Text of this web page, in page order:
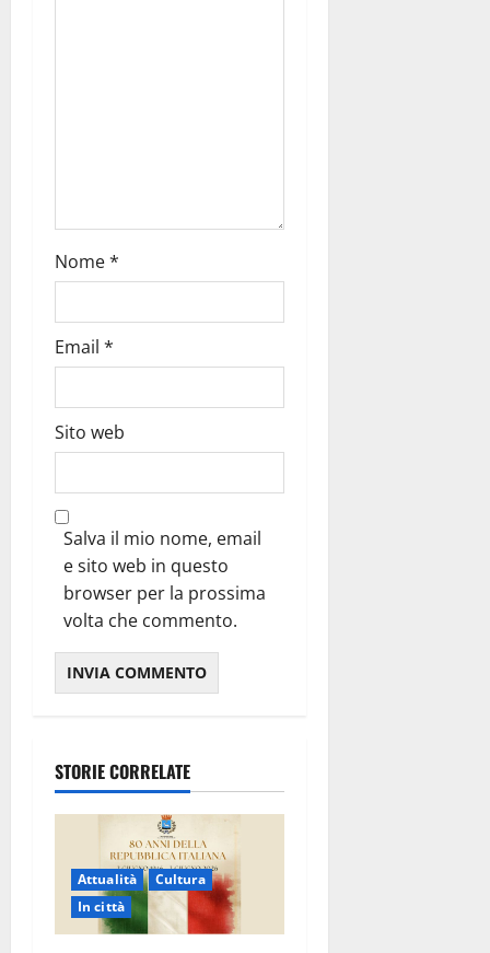
Nome*
Email *
Sito web
Salva il mio nome, email
e sito web in questo
browser per la prossima
volta che commento.
STORIE CORRELATE
Attualità
Cultura
In città